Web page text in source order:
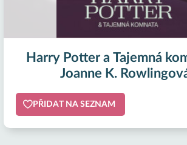
Harry Potter a Tajemná
Joanne K.
PŘIDAT NA SEZNAM